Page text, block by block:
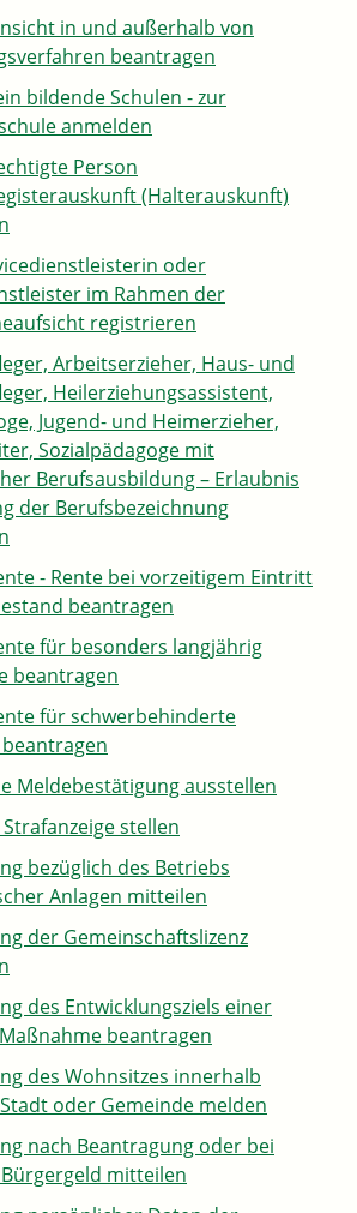
in und außerhalb von
beantragen
bildende Schulen - zur
anmelden
Person
(Halterauskunft)
oder
im Rahmen der
registrieren
Arbeitserzieher, Haus- und
Heilerziehungsassistent,
Jugend- und Heimerzieher,
Sozialpädagoge mit
Berufsausbildung – Erlaubnis
der Berufsbezeichnung
- Rente bei vorzeitigem Eintritt
beantragen
für besonders langjährig
beantragen
für schwerbehinderte
Meldebestätigung ausstellen
stellen
bezüglich des Betriebs
Anlagen mitteilen
der Gemeinschaftslizenz
des Entwicklungsziels einer
beantragen
des Wohnsitzes innerhalb
oder Gemeinde melden
nach Beantragung oder bei
mitteilen